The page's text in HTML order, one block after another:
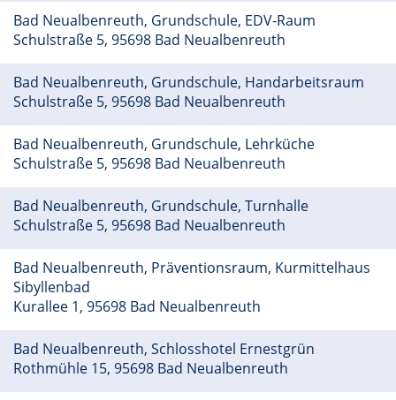
Bad Neualbenreuth, Grundschule, EDV-Raum
Schulstraße 5, 95698 Bad Neualbenreuth
Bad Neualbenreuth, Grundschule, Handarbeitsraum
Schulstraße 5, 95698 Bad Neualbenreuth
Bad Neualbenreuth, Grundschule, Lehrküche
Schulstraße 5, 95698 Bad Neualbenreuth
Bad Neualbenreuth, Grundschule, Turnhalle
Schulstraße 5, 95698 Bad Neualbenreuth
Bad Neualbenreuth, Präventionsraum, Kurmittelhaus
Sibyllenbad
Kurallee 1, 95698 Bad Neualbenreuth
Bad Neualbenreuth, Schlosshotel Ernestgrün
Rothmühle 15, 95698 Bad Neualbenreuth